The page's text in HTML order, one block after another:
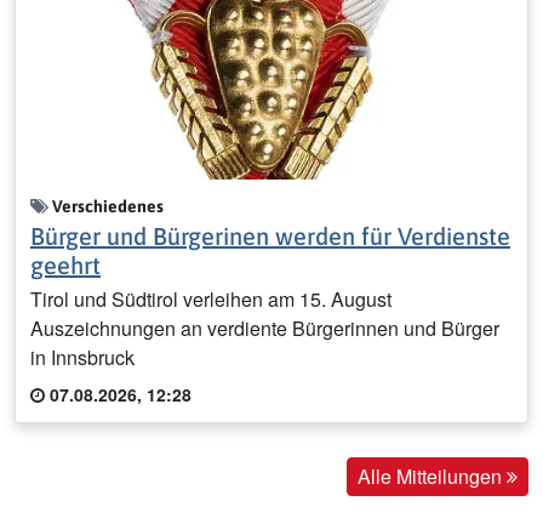
Verschiedenes
Bürger und Bürgerinen werden für Verdienste
geehrt
Tirol und Südtirol verleihen am 15. August
Auszeichnungen an verdiente Bürgerinnen und Bürger
in Innsbruck
07.08.2026, 12:28
Alle Mitteilungen